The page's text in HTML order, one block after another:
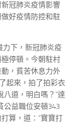
冠肺炎疫情影響
好疫情防控和駐
力下，新冠肺炎疫
停頓。今朝駐村
，貧苦休息力外
起來，拍了拍彩衣
八道，明白嗎？”達
公益職位安頓343
算，道：“寶寶打